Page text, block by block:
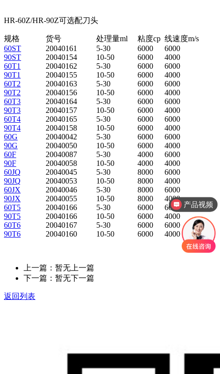
HR-60Z/HR-90Z可选配刀头
规格 货号 处理量ml 粘度cp 线速度m/s
60ST
20040161 5-30 6000
6000
90ST
20040154 10-50 6000
4000
60T1
20040162 5-30 6000
6000
90T1
20040155 10-50 6000
4000
60T2
20040163 5-30 6000
6000
90T2
20040156 10-50 6000
4000
60T3
20040164 5-30 6000
6000
90T3
20040157 10-50 6000
4000
60T4
20040165 5-30 6000
6000
90T4
20040158 10-50 6000
4000
60G
20040042 5-30 6000
6000
90G
20040050 10-50 6000
4000
60F
20040087 5-30 4000
6000
90F
20040058 10-50 4000
4000
60JQ
20040045 5-30 8000
6000
90JQ
20040053 10-50 8000
4000
60JX
20040046 5-30 8000
6000
90JX
20040055 10-50 8000
4000
60T5
20040166 5-30 6000
6000
90T5
20040166 10-50 6000
4000
60T6
20040167 5-30 6000
6000
90T6
20040160 10-50 6000 4000
上一篇：暂无上一篇
下一篇：暂无下一篇
返回列表
产品视频